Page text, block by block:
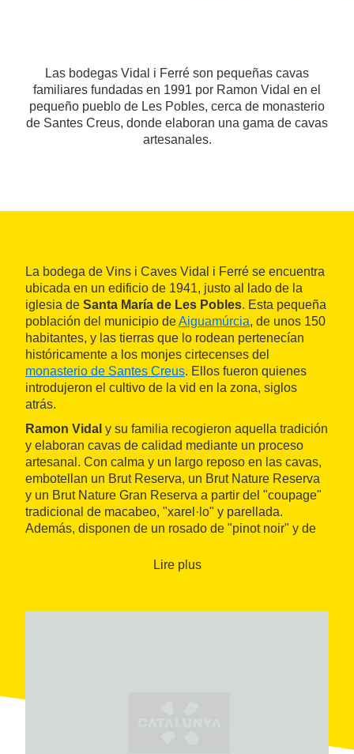
Las bodegas Vidal i Ferré son pequeñas cavas
familiares fundadas en 1991 por Ramon Vidal en el
pequeño pueblo de Les Pobles, cerca de monasterio
de Santes Creus, donde elaboran una gama de cavas
artesanales.
La bodega de Vins i Caves Vidal i Ferré se encuentra
ubicada en un edificio de 1941, justo al lado de la
iglesia de Santa María de Les Pobles. Esta pequeña
población del municipio deAiguamúrcia, de unos 150
habitantes, y las tierras que lo rodean pertenecían
históricamente a los monjes cirtecenses del
monasterio de Santes Creus. Ellos fueron quienes
introdujeron el cultivo de la vid en la zona, siglos
atrás.
Ramon Vidal y su familia recogieron aquella tradición
y elaboran cavas de calidad mediante un proceso
artesanal. Con calma y un largo reposo en las cavas,
embotellan un Brut Reserva, un Brut Nature Reserva
y un Brut Nature Gran Reserva a partir del "coupage"
tradicional de macabeo, "xarel·lo" y parellada.
Además, disponen de un rosado de "pinot noir" y de
Las visitas a sus instalaciones permiten conocer de
Lire plus